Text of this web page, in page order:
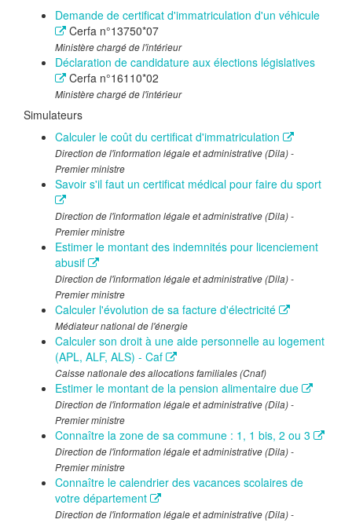
Demande de certificat d'immatriculation d'un véhicule
Cerfa n°13750*07
Ministère chargé de l'intérieur
Déclaration de candidature aux élections législatives
Cerfa n°16110*02
Ministère chargé de l'intérieur
Simulateurs
Calculer le coût du certificat d'immatriculation
Direction de l'information légale et administrative (Dila) -
Premier ministre
Savoir s'il faut un certificat médical pour faire du sport
Direction de l'information légale et administrative (Dila) -
Premier ministre
Estimer le montant des indemnités pour licenciement
abusif
Direction de l'information légale et administrative (Dila) -
Premier ministre
Calculer l'évolution de sa facture d'électricité
Médiateur national de l'énergie
Calculer son droit à une aide personnelle au logement
(APL, ALF, ALS) - Caf
Caisse nationale des allocations familiales (Cnaf)
Estimer le montant de la pension alimentaire due
Direction de l'information légale et administrative (Dila) -
Premier ministre
Connaître la zone de sa commune : 1, 1 bis, 2 ou 3
Direction de l'information légale et administrative (Dila) -
Premier ministre
Connaître le calendrier des vacances scolaires de
votre département
Direction de l'information légale et administrative (Dila) -